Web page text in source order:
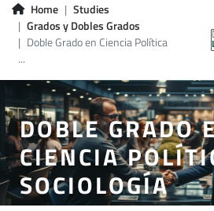
Home
Studies
Grados y Dobles Grados
Doble Grado en Ciencia Política
...
DOBLE GRADO
CIENCIA
SOCIOLOGÍA